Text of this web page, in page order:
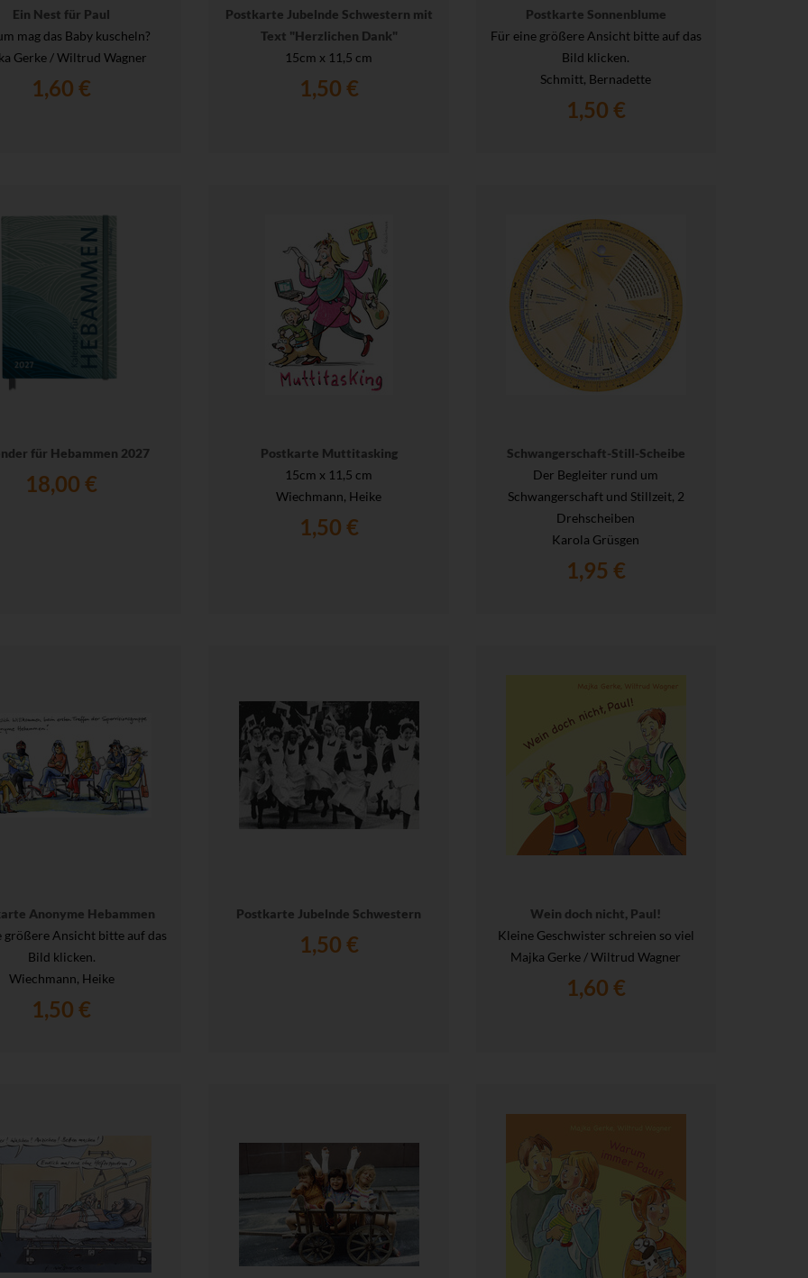
Ein Nest für Paul
mag das Baby kuscheln?
Gerke / Wiltrud Wagner
1,60 €
Postkarte Jubelnde Schwestern mit
Text "Herzlichen Dank"
15cm x 11,5 cm
1,50 €
Postkarte Sonnenblume
Für eine größere Ansicht bitte auf das
Bild klicken.
Schmitt, Bernadette
1,50 €
für Hebammen 2027
18,00 €
Postkarte Muttitasking
15cm x 11,5 cm
Wiechmann, Heike
1,50 €
Schwangerschaft-Still-Scheibe
Der Begleiter rund um
Schwangerschaft und Stillzeit, 2
Drehscheiben
Karola Grüsgen
1,95 €
Anonyme Hebammen
größere Ansicht bitte auf das
Bild klicken.
Wiechmann, Heike
1,50 €
Postkarte Jubelnde Schwestern
1,50 €
Wein doch nicht, Paul!
Kleine Geschwister schreien so viel
Majka Gerke / Wiltrud Wagner
1,60 €